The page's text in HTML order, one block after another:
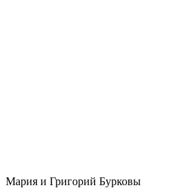
Мария и Григорий Бурковы